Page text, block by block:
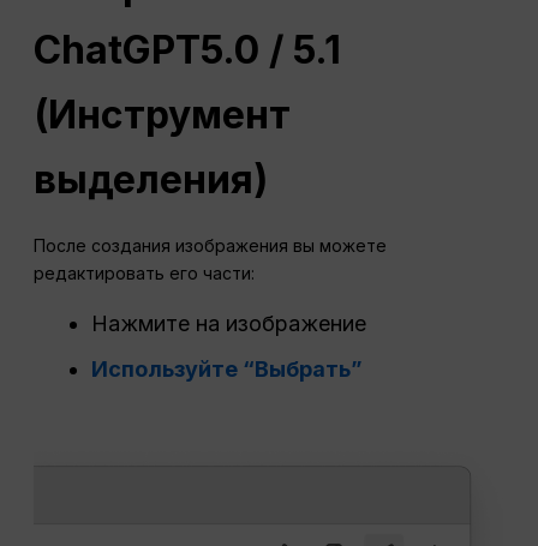
ChatGPT5.0 / 5.1
(Инструмент
выделения)
После создания изображения вы можете
редактировать его части:
Нажмите на изображение
Используйте “Выбрать”